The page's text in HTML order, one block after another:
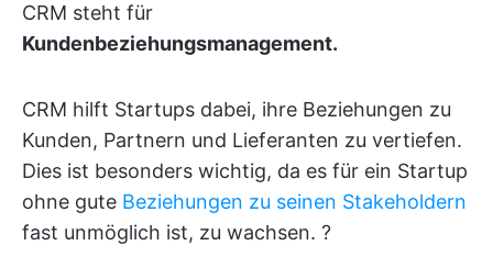
CRM steht für
Kundenbeziehungsmanagement.
CRM hilft Startups dabei, ihre Beziehungen zu
Kunden, Partnern und Lieferanten zu vertiefen.
Dies ist besonders wichtig, da es für ein Startup
ohne gute Beziehungen zu seinen Stakeholdern
fast unmöglich ist, zu wachsen. ?